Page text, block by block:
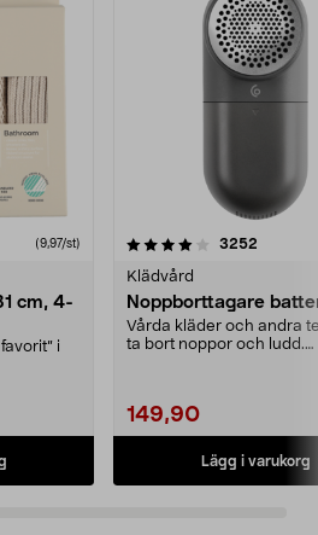
(9,97/st)
cm, 4-
i
3252
Klädvård
Noppborttagare
Vårda kläder och andra
ta bort noppor och ludd.
149,90
Lägg i varukorg
4.5av 5 stjärnor